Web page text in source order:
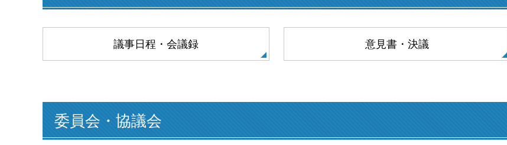
議事日程・会議録 意見書・決議
委員会・協議会